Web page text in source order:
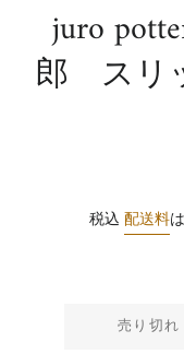
juro
郎 スリ
税込 配送料
売り切れ